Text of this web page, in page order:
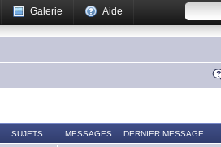
Galerie Aide
SUJETS MESSAGES DERNIER MESSAGE